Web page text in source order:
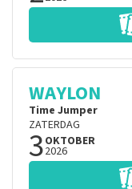
WAYLON
Time Jumper
ZATERDAG
3OKTOBER
2026